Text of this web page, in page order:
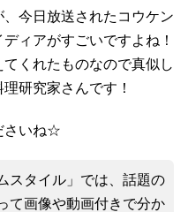
今日放送されたコウケン
ィアがすごいですよね！
くれたものなので真似し
研究家さんです！
さいね☆
スタイル」では、話題の
て画像や動画付きで分か